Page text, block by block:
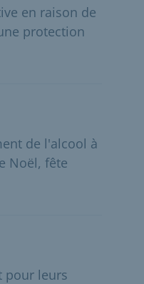
en raison de
protection
de l'alcool à
Noël, fête
pour leurs